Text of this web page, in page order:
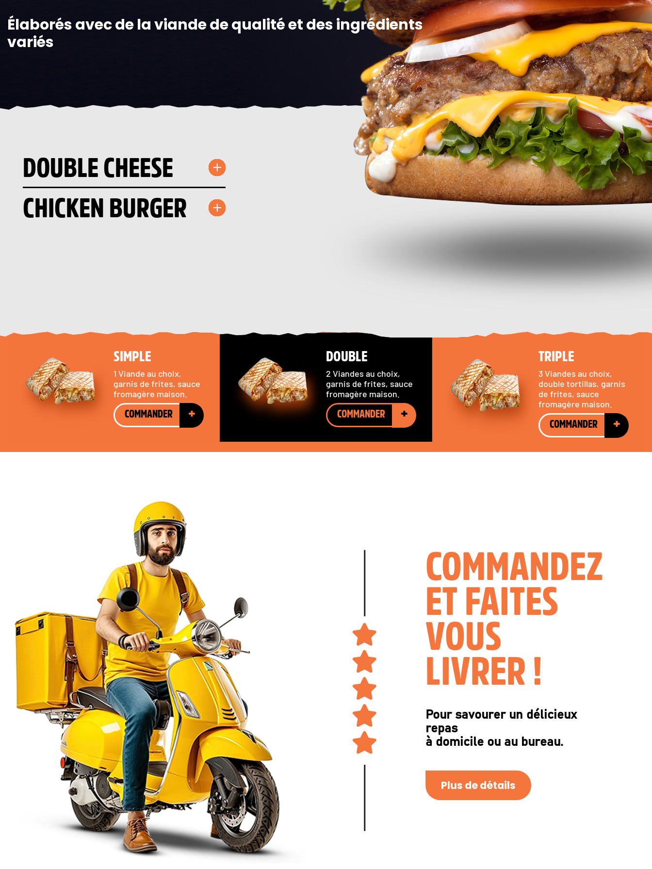
Élaborés avec de la viande de qualité et des ingrédients
variés
DOUBLE CHEESE
CHICKEN BURGER
SIMPLE
1 Viande au choix,
garnis de frites, sauce
fromagère maison.
COMMANDER
+
DOUBLE
2 Viandes au choix,
garnis de frites, sauce
fromagère maison.
COMMANDER
+
TRIPLE
3 Viandes au choix,
double tortillas, garnis
de frites, sauce
fromagère maison.
COMMANDER
+
COMMANDEZ
ET FAITES
VOUS
LIVRER !
Pour savourer un délicieux
repas
à domicile ou au bureau.
Plus de détails